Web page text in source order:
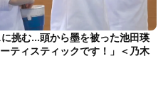
挑む…頭から墨を被った池田瑛
ティスティックです！」＜乃木